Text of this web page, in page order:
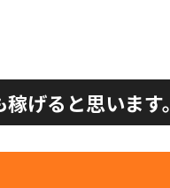
げると思います。